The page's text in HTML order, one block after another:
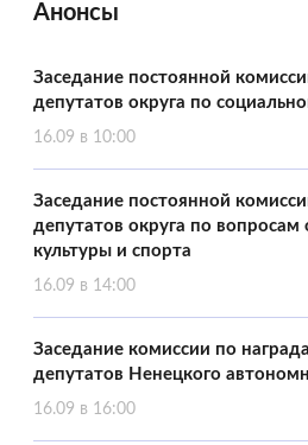
Анонсы
Заседание постоянной
депутатов округа по
16.09 в 10:00
Заседание постоянной
депутатов округа по вопросам
культуры и спорта
16.09 в 14:00
Заседание комиссии по
депутатов Ненецкого
16.09 в 16:00